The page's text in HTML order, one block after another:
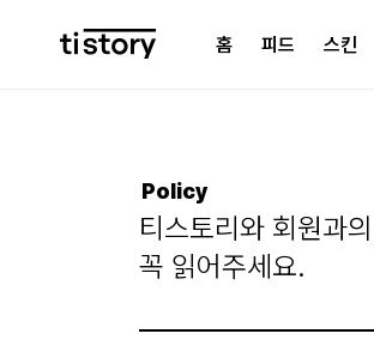
홈 피드 스킨
Policy
티스토리와 회원과
꼭 읽어주세요.